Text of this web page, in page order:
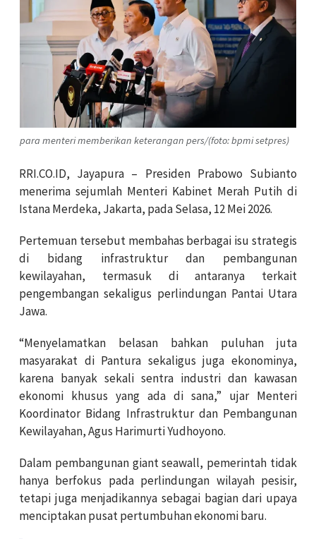
para menteri memberikan keterangan pers/(foto: bpmi setpres)
RRI.CO.ID, Jayapura – Presiden Prabowo Subianto
menerima sejumlah Menteri Kabinet Merah Putih di
Istana Merdeka, Jakarta, pada Selasa, 12 Mei 2026.
Pertemuan tersebut membahas berbagai isu strategis
di bidang infrastruktur dan pembangunan
kewilayahan, termasuk di antaranya terkait
pengembangan sekaligus perlindungan Pantai Utara
Jawa.
“Menyelamatkan belasan bahkan puluhan juta
masyarakat di Pantura sekaligus juga ekonominya,
karena banyak sekali sentra industri dan kawasan
ekonomi khusus yang ada di sana,” ujar Menteri
Koordinator Bidang Infrastruktur dan Pembangunan
Kewilayahan, Agus Harimurti Yudhoyono.
Dalam pembangunan giant seawall, pemerintah tidak
hanya berfokus pada perlindungan wilayah pesisir,
tetapi juga menjadikannya sebagai bagian dari upaya
menciptakan pusat pertumbuhan ekonomi baru.